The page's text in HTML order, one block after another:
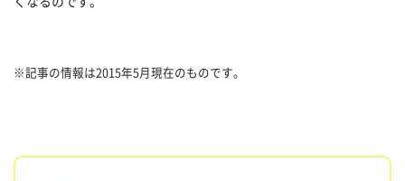
※記事の情報は2015年5月現在のものです。